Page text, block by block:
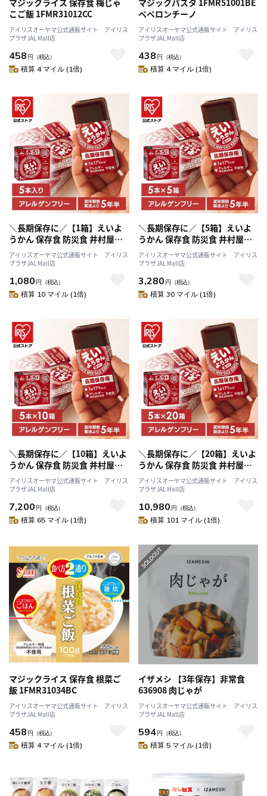
こご飯 1FMR31012CC
アイリスオーヤマ公式通販サイト アイリス
プラザJAL Mall店
458 円 （税込）
積算 4 マイル (1倍)
ペペロンチーノ
アイリスオーヤマ公式通販サイト アイリス
プラザJAL Mall店
438 円 （税込）
積算 4 マイル (1倍)
＼長期保存に／【1箱】えいよ
うかん 保存食 防災食 井村屋株
式会社
アイリスオーヤマ公式通販サイト アイリス
プラザJAL Mall店
1,080 円 （税込）
積算 10 マイル (1倍)
＼長期保存に／【5箱】えいよ
うかん 保存食 防災食 井村屋株
式会社
アイリスオーヤマ公式通販サイト アイリス
プラザJAL Mall店
3,280 円 （税込）
積算 30 マイル (1倍)
＼長期保存に／【10箱】えいよ
うかん 保存食 防災食 井村屋株
式会社
アイリスオーヤマ公式通販サイト アイリス
プラザJAL Mall店
7,200 円 （税込）
積算 65 マイル (1倍)
＼長期保存に／【20箱】えいよ
うかん 保存食 防災食 井村屋株
式会社
アイリスオーヤマ公式通販サイト アイリス
プラザJAL Mall店
10,980 円 （税込）
積算 101 マイル (1倍)
マジックライス 保存食 根菜ご
飯 1FMR31034BC
アイリスオーヤマ公式通販サイト アイリス
プラザJAL Mall店
458 円 （税込）
積算 4 マイル (1倍)
イザメシ 【3年保存】非常食
636908 肉じゃが
アイリスオーヤマ公式通販サイト アイリス
プラザJAL Mall店
594円 （税込）
積算 5 マイル (1倍)